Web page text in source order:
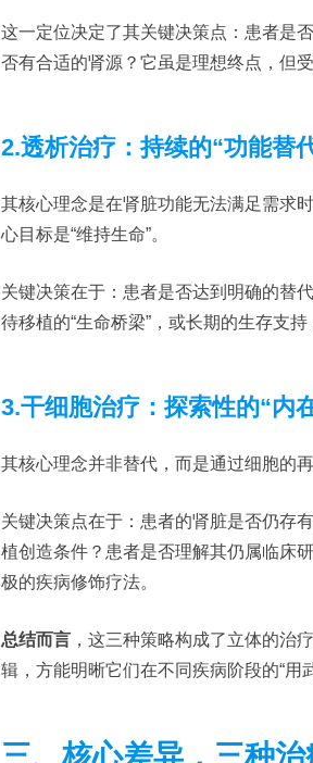
这一定位决定了其关键决策点：患者是
否有合适的肾源？它虽是理想终点，但
2.透析治疗：持续的“功能替
其核心理念是在肾脏功能无法满足需求
心目标是“维持生命”。
关键决策在于：患者是否达到明确的替
待移植的“生命桥梁”，或长期的生存支
3.干细胞治疗：探索性的“内
其核心理念并非替代，而是通过细胞的
关键决策点在于：患者的肾脏是否仍存
植创造条件？患者是否理解其仍属临床
极的疾病修饰疗法。
总结而言 ，这三种策略构成了立体的治
辑，方能明晰它们在不同疾病阶段的“用武
三、核心差异，三种